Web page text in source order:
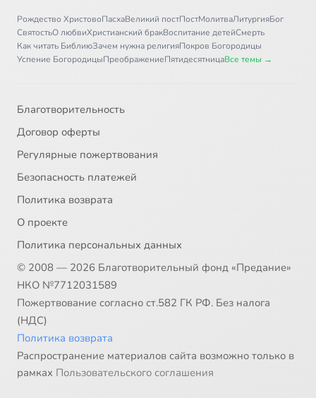
Рождество ХристовоПасхаВеликий постПостМолитваЛитургияБог
СвятостьО любвиХристианский бракВоспитание детейСмерть
Как читать БиблиюЗачем нужна религияПокров Богородицы
Успение БогородицыПреображениеПятидесятницаВсе темы →
Благотворительность
Договор оферты
Регулярные пожертвования
Безопасность платежей
Политика возврата
О проекте
Политика персональных данных
© 2008 — 2026 Благотворительный фонд «Предание»
НКО №7712031589
Пожертвование согласно ст.582 ГК РФ. Без налога
(НДС)
Политика возврата
Распространение материалов сайта возможно только в
рамках Пользовательского соглашения